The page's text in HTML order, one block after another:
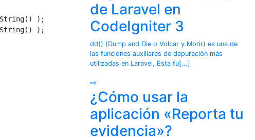
);
);
de Laravel en
CodeIgniter 3
dd() (Dump and Die o Volcar y Morir) es una de
las funciones auxiliares de depuración más
utilizadas en Laravel, Esta fu[...]
⇨
¿Cómo usar la
aplicación «Reporta tu
evidencia»?